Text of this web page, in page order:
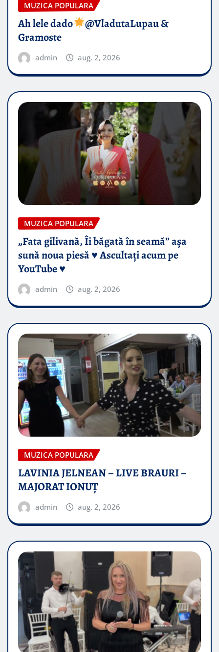
MUZICA POPULARA
Ah lele dado​
@VladutaLupau &
Gramoste
admin aug. 2, 2026
MUZICA POPULARA
„Fata gilivană, Îi băgată în seamă” așa
sună noua piesă ♥️ Ascultați acum pe
YouTube ♥️
admin aug. 2, 2026
MUZICA POPULARA
LAVINIA JELNEAN – LIVE BRAURI –
MAJORAT IONUŢ
admin aug. 2, 2026